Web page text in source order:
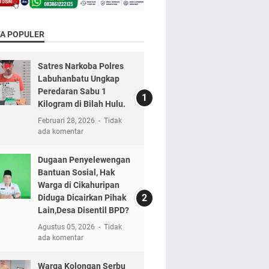
POPULER
Satres Narkoba Polres
Labuhanbatu Ungkap
Peredaran Sabu 1
Kilogram di Bilah Hulu.
Februari 28, 2026
Tidak
ada komentar
Dugaan Penyelewengan
Bantuan Sosial, Hak
Warga di Cikahuripan
Diduga Dicairkan Pihak
Lain,Desa Disentil BPD?
Agustus 05, 2026
Tidak
ada komentar
Warga Kolongan Serbu